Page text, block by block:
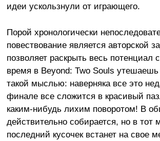
идеи ускользнули от играющего.
Порой хронологически
повествование является авторской
позволяет раскрыть весь потенциал
время в Beyond: Two Souls
такой мыслью: наверняка все это
финале все сложится в красивый
каким-нибудь лихим поворотом! В
действительно собирается, но в тот
последний кусочек встанет на свое